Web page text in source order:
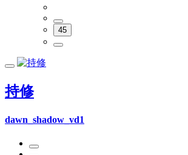
45
持修
dawn_shadow_vd1